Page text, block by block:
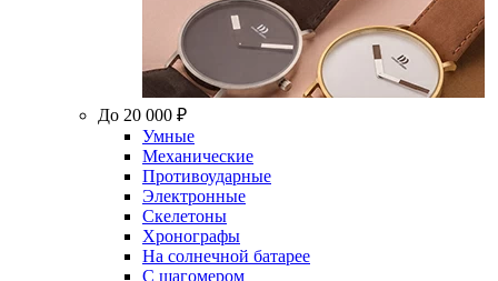
До 20 000 ₽
Умные
Механические
Противоударные
Электронные
Скелетоны
Хронографы
На солнечной батарее
С шагомером